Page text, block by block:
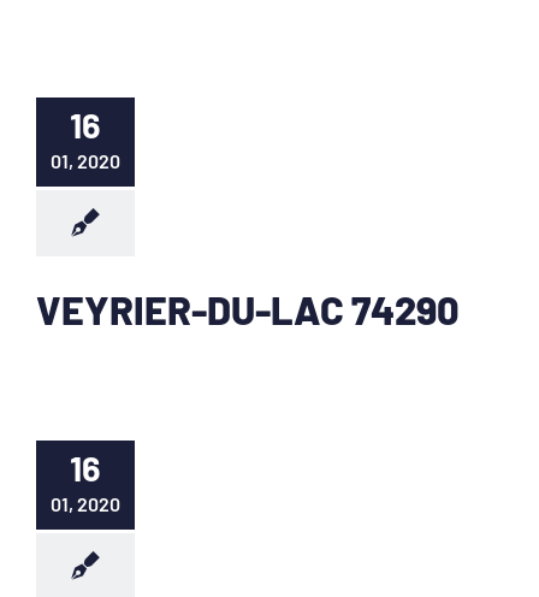
16
01, 2020
VEYRIER-DU-LAC 74290
16
01, 2020